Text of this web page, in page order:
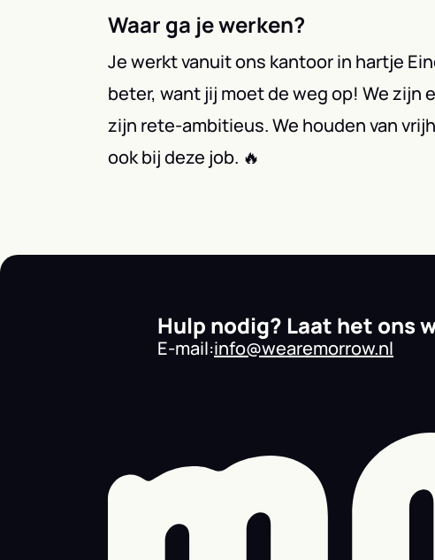
Waar ga je werken?
Je werkt vanuit ons kantoor in hartje
beter, want jij moet de weg op! We zijn
zijn rete-ambitieus. We houden van
ook bij deze job. 🔥
Hulp nodig? Laat het ons
E-mail:info@wearemorrow.nl